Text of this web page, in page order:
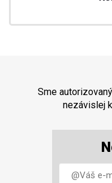
Sme
nezávislej